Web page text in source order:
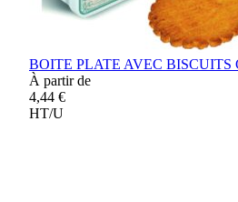
BOITE PLATE AVEC BISCUITS
À partir de
4,44 €
HT/U